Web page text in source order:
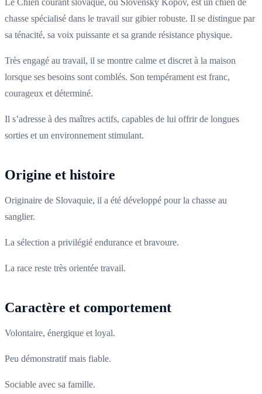
chasse spécialisé dans le travail sur gibier robuste. Il se distingue par
sa ténacité, sa voix puissante et sa grande résistance physique.
Très engagé au travail, il se montre calme et discret à la maison
lorsque ses besoins sont comblés. Son tempérament est franc,
courageux et déterminé.
Il s’adresse à des maîtres actifs, capables de lui offrir de longues
sorties et un environnement stimulant.
Origine et histoire
Originaire de Slovaquie, il a été développé pour la chasse au
sanglier.
La sélection a privilégié endurance et bravoure.
La race reste très orientée travail.
Caractère et comportement
Volontaire, énergique et loyal.
Peu démonstratif mais fiable.
Sociable avec sa famille.